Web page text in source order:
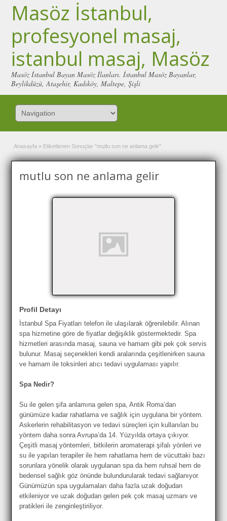
Masöz İstanbul,
profesyonel masaj,
istanbul masaj, Masöz
Masöz İstanbul Bayan Masöz İlanları. İstanbul Masöz Bayanlar,
Beylikdüzü, Ataşehir, Kadıköy, Maltepe, Şişli
Anasayfa » Etiketlenen Sonuçlar "mutlu son ne anlama gelir"
mutlu son ne anlama gelir
Profil Detayı
İstanbul Spa Fiyatları telefon ile ulaşılarak öğrenilebilir. Alınan
spa hizmetine göre de fiyatlar değişiklik göstermektedir. Spa
hizmetleri arasında masaj, sauna ve hamam gibi pek çok servis
bulunur. Masaj seçenekleri kendi aralarında çeşitlenirken sauna
ve hamam ile toksinleri atıcı tedavi uygulaması yapılır.
Spa Nedir?
Su ile gelen şifa anlamına gelen spa, Antik Roma’dan
günümüze kadar rahatlama ve sağlık için uygulana bir yöntem.
Askerlerin rehabilitasyon ve tedavi süreçleri için kullanılan bu
yöntem daha sonra Avrupa’da 14. Yüzyılda ortaya çıkıyor.
Çeşitli masaj yöntemleri, bitkilerin aromaterapi şifalı yönleri ve
su ile yapılan terapiler ile hem rahatlama hem de vücuttaki bazı
sorunlara yönelik olarak uygulanan spa da hem ruhsal hem de
bedensel sağlık göz önünde bulundurularak tedavi sağlanıyor.
Günümüzün spa uygulamaları daha fazla uzak doğudan
etkileniyor ve uzak doğudan gelen pek çok masaj uzmanı ve
pratikleri ile zenginleştiriliyor.